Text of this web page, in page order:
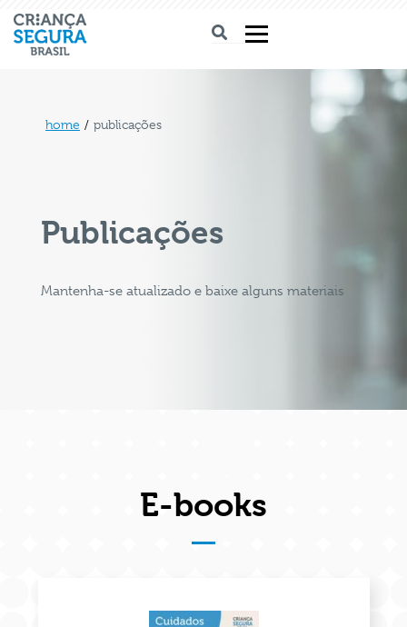
home / publicações
Publicações
Mantenha-se atualizado e baixe alguns materiais
E-books